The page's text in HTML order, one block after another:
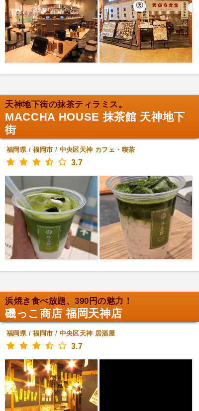
天神地下街の抹茶ティラミス。
MACCHA HOUSE 抹茶館 天神地下
街
福岡県/福岡市 / 中央区天神 カフェ・喫茶
3.7
浜焼き食べ放題、390円の魅力！
磯っこ商店 福岡天神店
福岡県/福岡市 / 中央区天神 居酒屋
3.7